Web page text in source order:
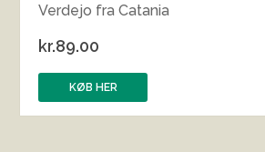
Verdejo fra Catania
kr.89.00
KØB HER